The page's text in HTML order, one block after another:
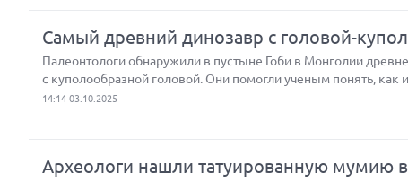
Самый древний динозавр с головой-
Палеонтологи обнаружили в пустыне Гоби в Монголии
с куполообразной головой. Они помогли ученым понять, как
14:14 03.10.2025
Археологи нашли татуированную мумию